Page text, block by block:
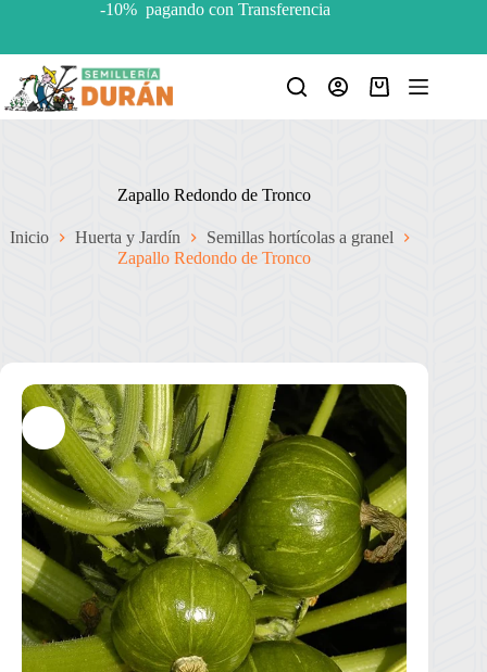
-10% pagando con Transferencia
Carro
Zapallo Redondo de Tronco
Inicio Huerta y Jardín
Semillas hortícolas a granel
Zapallo Redondo de Tronco